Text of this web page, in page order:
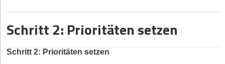
Aufgaben unterschiedlich kategorisiert und nach einer festen
Struktur organisiert.
Lautet die Antwort: „Es hängt eigentlich aktuell keine
Schritt 2: Prioritäten setzen
Schritt 2: Prioritäten setzen